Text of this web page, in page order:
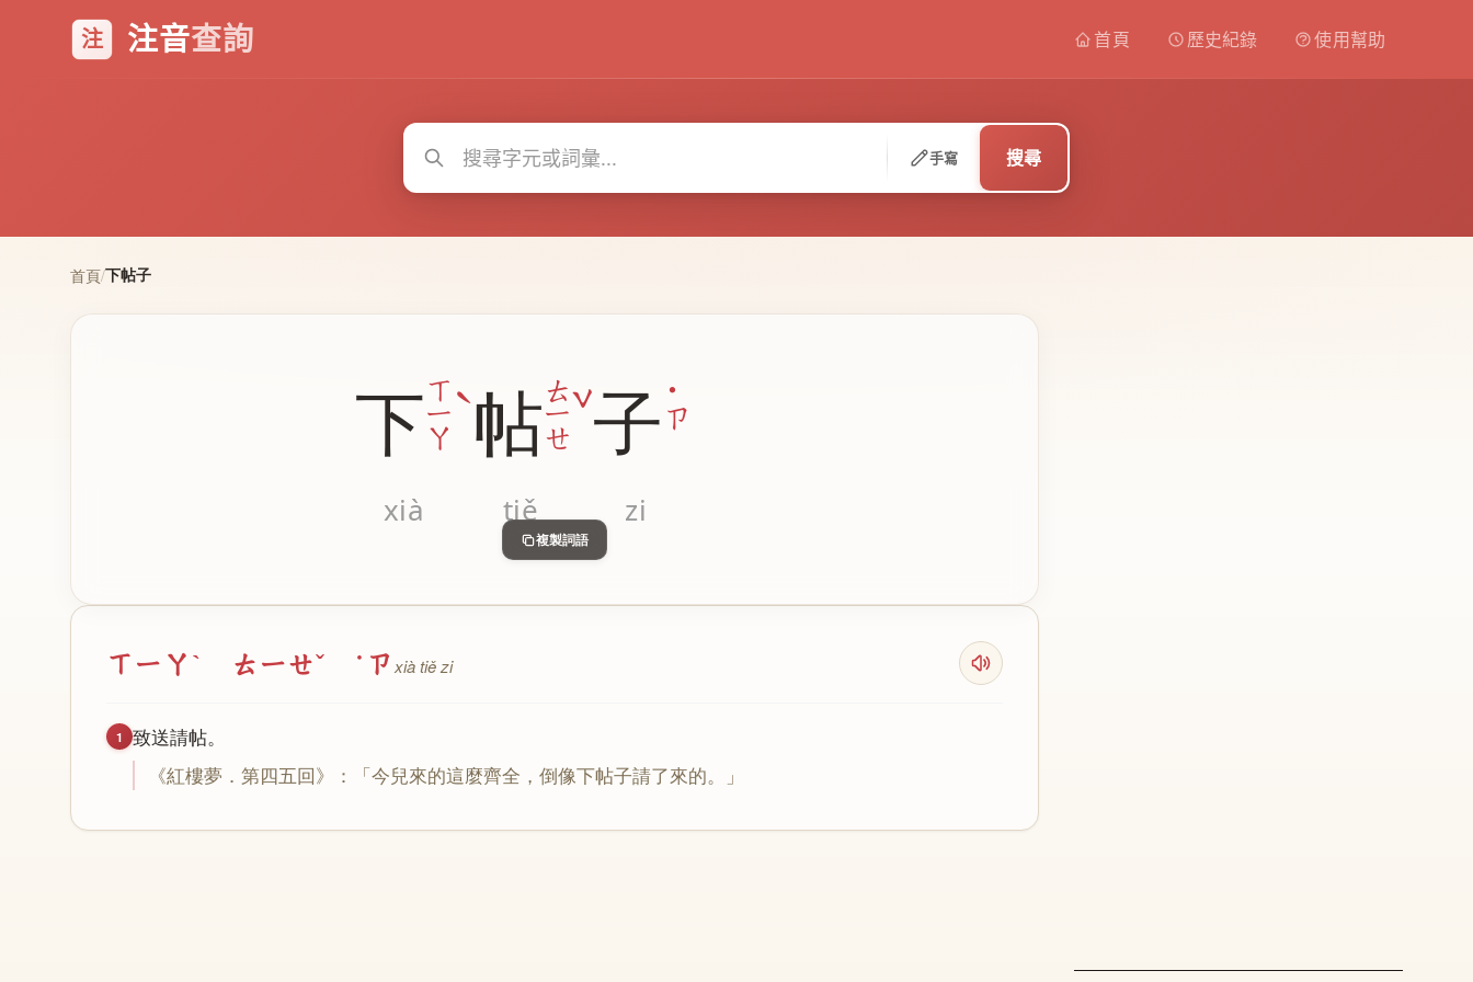
注 注音查詢 首頁 歷史紀錄 使用幫助
手寫 搜尋
首頁/下帖子
下ㄒ
ㄧ
ㄚ
ˋ
xià
帖ㄊ
ㄧ
ㄝ
ˇ
tiě
子 ㄗ
˙
zi
複製詞語
ㄒㄧㄚˋ ㄊㄧㄝˇ ˙ㄗxià tiě zi
1 致送請帖。
《紅樓夢 ． 第四五回》：「今兒來的這麼齊全 ， 倒像下帖子請了來的。」